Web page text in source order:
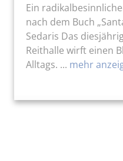
Ein
nach dem Buch
Sedaris Das
Reithalle wirft einen
Alltags. ... mehr